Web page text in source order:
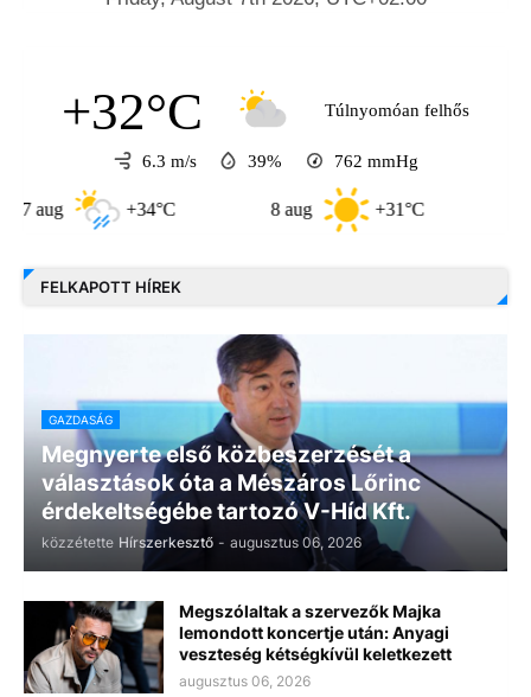
+32°C Túlnyomóan felhős
6.3 m/s 39% 762 mmHg
+34°C +31°C
FELKAPOTT HÍREK
GAZDASÁG
Megnyerte első közbeszerzését a
választások óta a Mészáros Lőrinc
érdekeltségébe tartozó V-Híd Kft.
közzétette Hírszerkesztő - augusztus 06, 2026
Megszólaltak a szervezők Majka
lemondott koncertje után: Anyagi
veszteség kétségkívül keletkezett
augusztus 06, 2026